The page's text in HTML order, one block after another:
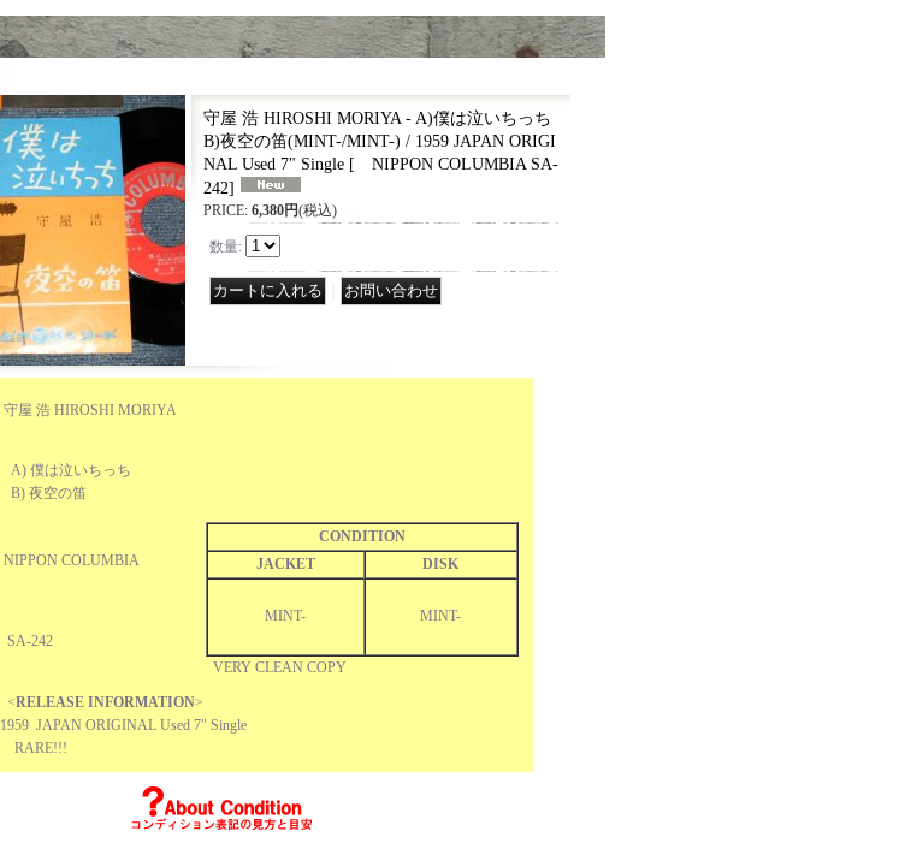
守屋 浩 HIROSHI MORIYA - A)僕は泣いちっち
B)夜空の笛(MINT-/MINT-) / 1959 JAPAN ORIGI
NAL Used 7" Single [ NIPPON COLUMBIA SA-
242]
PRICE: 6,380円(税込)
数量:
守屋 浩 HIROSHI MORIYA
A) 僕は泣いちっち
B) 夜空の笛
NIPPON COLUMBIA
CONDITION
JACKET
DISK
MINT- MINT-
VERY CLEAN COPY
SA-242
<RELEASE INFORMATION>
1959 JAPAN ORIGINAL Used 7" Single
RARE!!!